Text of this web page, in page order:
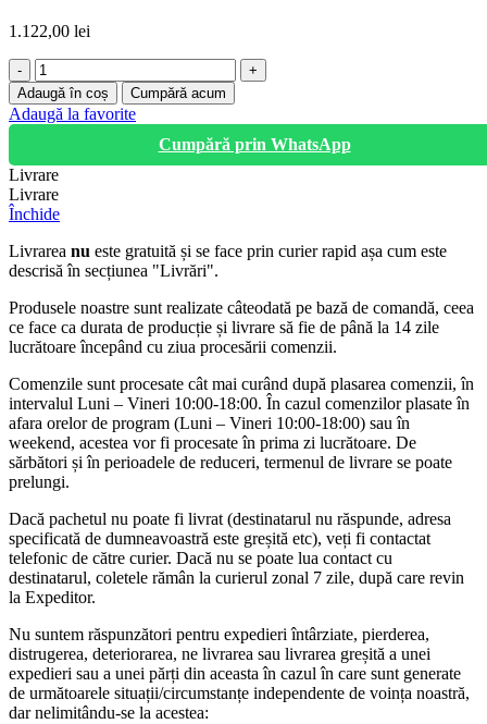
1.122,00 lei
Cantitate
Panou
solar
450W,
Monocristalin,
2094x1038x35mm
Adaugă în coș Cumpără acum
Adaugă la favorite
Cumpără prin WhatsApp
Livrare
Livrare
Închide
Livrarea nu este gratuită și se face prin curier rapid așa cum este
descrisă în secțiunea "Livrări".
Produsele noastre sunt realizate câteodată pe bază de comandă, ceea
ce face ca durata de producție și livrare să fie de până la 14 zile
lucrătoare începând cu ziua procesării comenzii.
Comenzile sunt procesate cât mai curând după plasarea comenzii, în
intervalul Luni – Vineri 10:00-18:00. În cazul comenzilor plasate în
afara orelor de program (Luni – Vineri 10:00-18:00) sau în
weekend, acestea vor fi procesate în prima zi lucrătoare. De
sărbători și în perioadele de reduceri, termenul de livrare se poate
prelungi.
Dacă pachetul nu poate fi livrat (destinatarul nu răspunde, adresa
specificată de dumneavoastră este greșită etc), veți fi contactat
telefonic de către curier. Dacă nu se poate lua contact cu
destinatarul, coletele rămân la curierul zonal 7 zile, după care revin
la Expeditor.
Nu suntem răspunzători pentru expedieri întârziate, pierderea,
distrugerea, deteriorarea, ne livrarea sau livrarea greșită a unei
expedieri sau a unei părți din aceasta în cazul în care sunt generate
de următoarele situații/circumstanțe independente de voința noastră,
dar nelimitându-se la acestea: